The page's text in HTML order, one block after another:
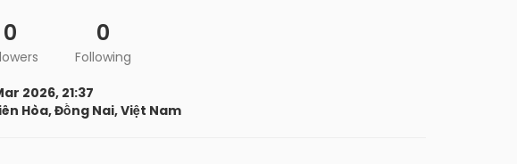
0 0
Following
2026, 21:37
Hòa, Đồng Nai, Việt Nam